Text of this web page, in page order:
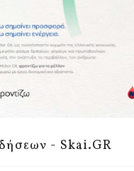
- Skai.GR